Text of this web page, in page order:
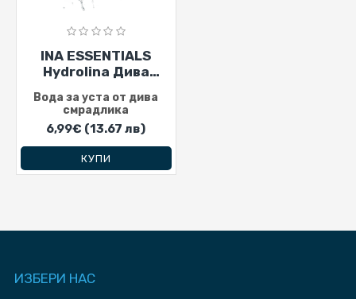
INA ESSENTIALS
Hydrolina Дива
Вода за уста от дива
смрадлика
6,99€ (13.67 лв)
КУПИ
ИЗБЕРИ HAC